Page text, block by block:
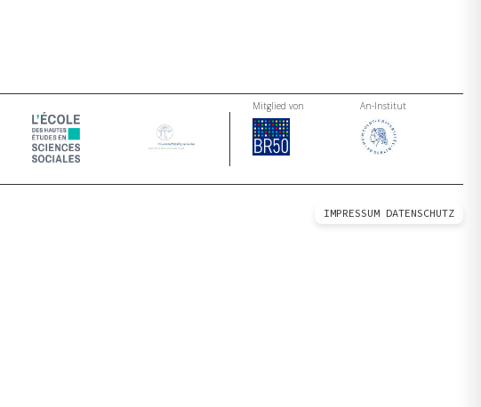
Mitglied von An-Institut
IMPRESSUM DATENSCHUTZ